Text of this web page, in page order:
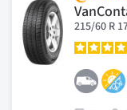
215/60 R